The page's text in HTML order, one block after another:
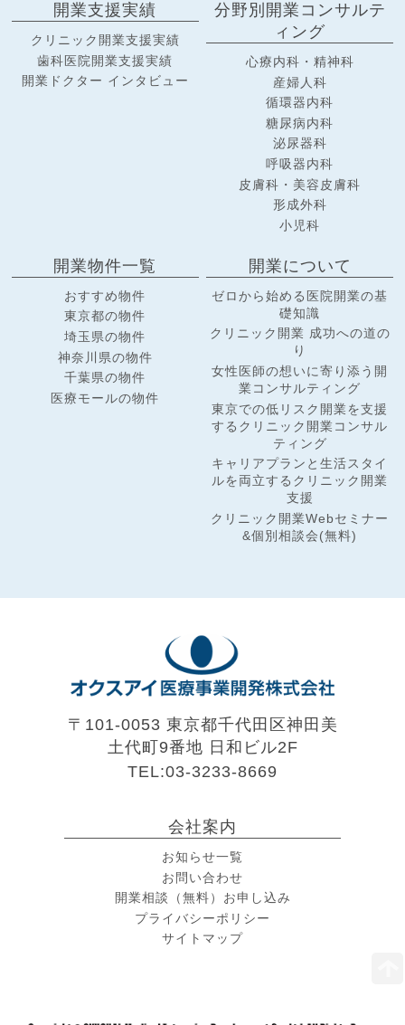
開業支援実績
クリニック開業支援実績
歯科医院開業支援実績
開業ドクター インタビュー
分野別開業コンサルテ
ィング
心療内科・精神科
産婦人科
循環器内科
糖尿病内科
泌尿器科
呼吸器内科
皮膚科・美容皮膚科
形成外科
小児科
開業物件一覧
おすすめ物件
東京都の物件
埼玉県の物件
神奈川県の物件
千葉県の物件
医療モールの物件
開業について
ゼロから始める医院開業の基
礎知識
クリニック開業 成功への道の
り
女性医師の想いに寄り添う開
業コンサルティング
東京での低リスク開業を支援
するクリニック開業コンサル
ティング
キャリアプランと生活スタイ
ルを両立するクリニック開業
支援
クリニック開業Webセミナー
&個別相談会(無料)
〒101-0053 東京都千代田区神田美
土代町9番地 日和ビル2F
TEL:03-3233-8669
会社案内
お知らせ一覧
お問い合わせ
開業相談（無料）お申し込み
プライバシーポリシー
サイトマップ